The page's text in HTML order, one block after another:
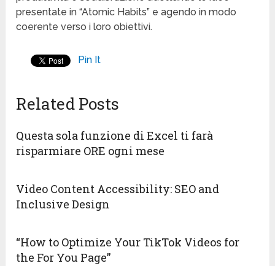
presentate in “Atomic Habits” e agendo in modo
coerente verso i loro obiettivi.
Pin It
Related Posts
Questa sola funzione di Excel ti farà
risparmiare ORE ogni mese
Video Content Accessibility: SEO and
Inclusive Design
“How to Optimize Your TikTok Videos for
the For You Page”